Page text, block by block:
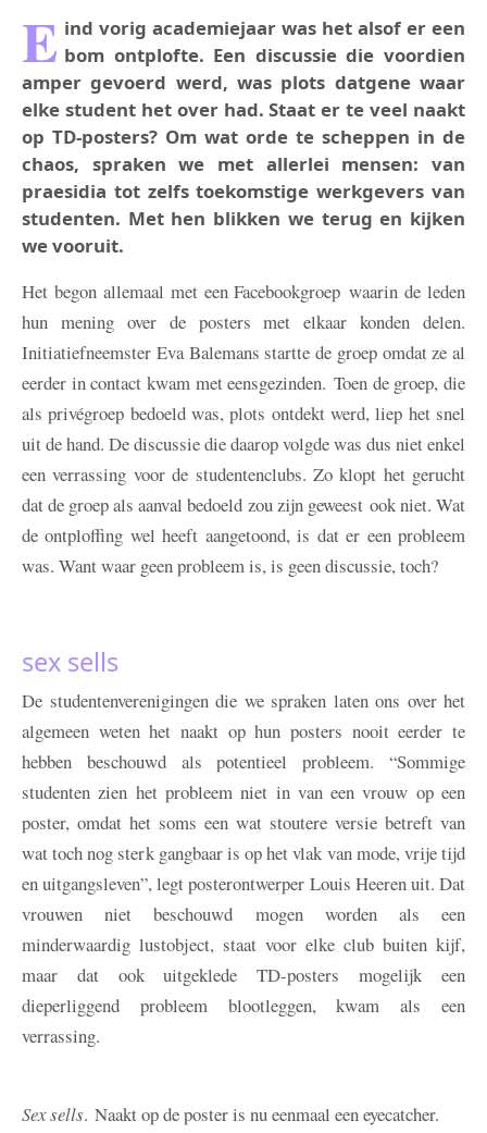
E ind vorig academiejaar was het alsof er een
bom ontplofte. Een discussie die voordien
amper gevoerd werd, was plots datgene waar
elke student het over had. Staat er te veel naakt
op TD-posters? Om wat orde te scheppen in de
chaos, spraken we met allerlei mensen: van
praesidia tot zelfs toekomstige werkgevers van
studenten. Met hen blikken we terug en kijken
we vooruit.
Het begon allemaal met een Facebookgroep waarin de leden
hun mening over de posters met elkaar konden delen.
Initiatiefneemster Eva Balemans startte de groep omdat ze al
eerder in contact kwam met eensgezinden. Toen de groep, die
als privégroep bedoeld was, plots ontdekt werd, liep het snel
uit de hand. De discussie die daarop volgde was dus niet enkel
een verrassing voor de studentenclubs. Zo klopt het gerucht
dat de groep als aanval bedoeld zou zijn geweest ook niet. Wat
de ontploffing wel heeft aangetoond, is dat er een probleem
was. Want waar geen probleem is, is geen discussie, toch?
sex sells
De studentenverenigingen die we spraken laten ons over het
algemeen weten het naakt op hun posters nooit eerder te
hebben beschouwd als potentieel probleem. “Sommige
studenten zien het probleem niet in van een vrouw op een
poster, omdat het soms een wat stoutere versie betreft van
wat toch nog sterk gangbaar is op het vlak van mode, vrije tijd
en uitgangsleven”, legt posterontwerper Louis Heeren uit. Dat
vrouwen niet beschouwd mogen worden als een
minderwaardig lustobject, staat voor elke club buiten kijf,
maar dat ook uitgeklede TD-posters mogelijk een
dieperliggend probleem blootleggen, kwam als een
verrassing.
Sex sells. Naakt op de poster is nu eenmaal een eyecatcher.